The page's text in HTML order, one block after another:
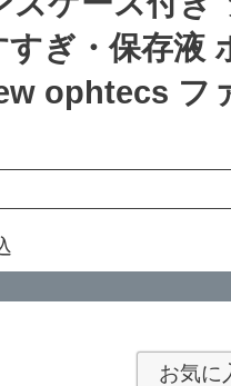
すぎ・保存液
ophtecs フ
お気に